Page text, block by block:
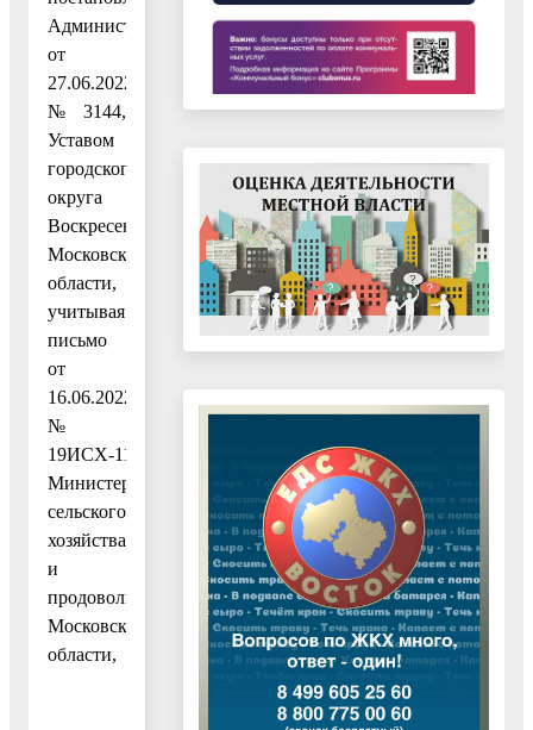
Администрации
от
27.06.2022
№ 3144,
Уставом
городского
округа
Воскресенск
Московской
области,
учитывая
письмо
от
16.06.2022
№
19ИСХ-11111
Министерства
сельского
хозяйства
и
продовольствия
Московской
области,